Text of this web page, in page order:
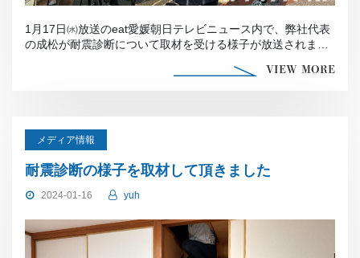
1月17日㈬放送のeat愛媛朝日テレビニュース内で、弊社代表
の成松が耐震診断について取材を受ける様子が放送されまし
VIEW MORE
メディア情報
耐震診断の様子を取材して頂きました
2024-01-16 yuh